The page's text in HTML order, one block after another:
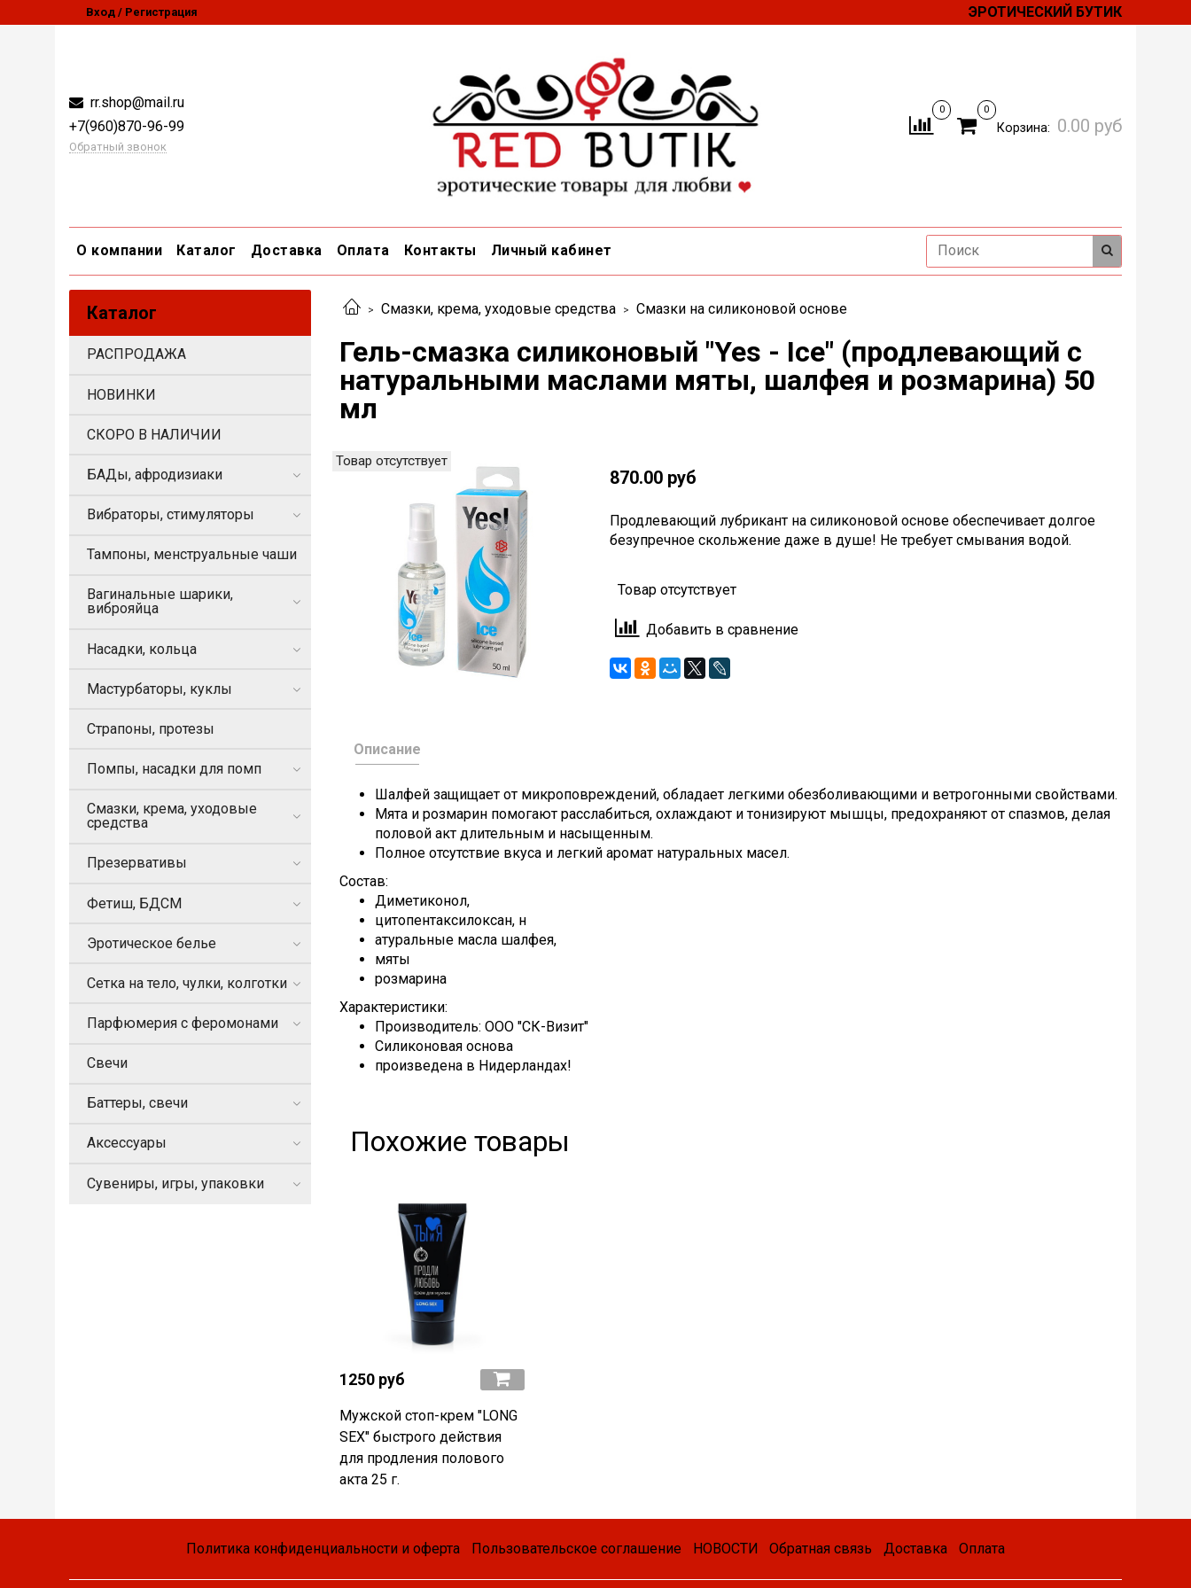
Вход / Регистрация ЭРОТИЧЕСКИЙ БУТИК
rr.shop@mail.ru
+7(960)870-96-99
Обратный звонок
0 0
Корзина: 0.00 руб
О компании Каталог Доставка Оплата Контакты Личный кабинет
Смазки, крема, уходовые средства Смазки на силиконовой основе
Гель-смазка силиконовый "Yes - Ice" (продлевающий с
натуральными маслами мяты, шалфея и розмарина) 50
мл
Товар отсутствует
870.00 руб
Продлевающий лубрикант на силиконовой основе обеспечивает долгое
безупречное скольжение даже в душе! Не требует смывания водой.
Товар отсутствует
Добавить в сравнение
Описание
Шалфей защищает от микроповреждений, обладает легкими обезболивающими и ветрогонными свойствами.
Мята и розмарин помогают расслабиться, охлаждают и тонизируют мышцы, предохраняют от спазмов, делая
половой акт длительным и насыщенным.
Полное отсутствие вкуса и легкий аромат натуральных масел.
Состав:
Диметиконол,
цитопентаксилоксан, н
атуральные масла шалфея,
мяты
розмарина
Характеристики:
Производитель: ООО "СК-Визит"
Силиконовая основа
произведена в Нидерландах!
Похожие товары
1250 руб
Мужской стоп-крем "LONG
SEX" быстрого действия
для продления полового
акта 25 г.
Каталог
РАСПРОДАЖА
НОВИНКИ
СКОРО В НАЛИЧИИ
БАДы, афродизиаки
Вибраторы, стимуляторы
Тампоны, менструальные чаши
Вагинальные шарики,
виброяйца
Насадки, кольца
Мастурбаторы, куклы
Страпоны, протезы
Помпы, насадки для помп
Смазки, крема, уходовые
средства
Презервативы
Фетиш, БДСМ
Эротическое белье
Сетка на тело, чулки, колготки
Парфюмерия с феромонами
Свечи
Баттеры, свечи
Аксессуары
Сувениры, игры, упаковки
Политика конфиденциальности и оферта Пользовательское соглашение НОВОСТИ Обратная связь Доставка Оплата